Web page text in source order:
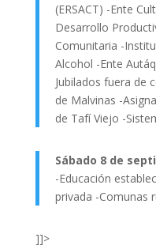
(ERSACT) -Ente
Desarrollo
Comunitaria -
Alcohol -Ente
Jubilados fuera de
de Malvinas -
de Tafí Viejo -
Sábado 8 de
-Educación
privada -Comunas
]]>